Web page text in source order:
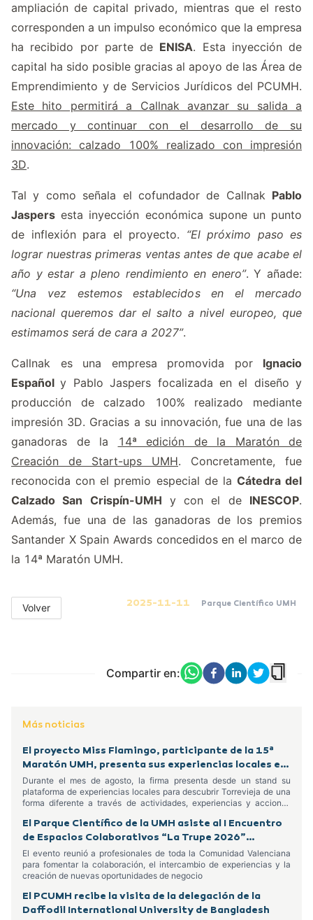
ampliación de capital privado, mientras que el resto
corresponden a un impulso económico que la empresa
ha recibido por parte de ENISA. Esta inyección de
capital ha sido posible gracias al apoyo de las Área de
Emprendimiento y de Servicios Jurídicos del PCUMH.
Este hito permitirá a Callnak avanzar su salida a
mercado y continuar con el desarrollo de su
innovación: calzado 100% realizado con impresión
3D.
Tal y como señala el cofundador de Callnak Pablo
Jaspers esta inyección económica supone un punto
de inflexión para el proyecto. “El próximo paso es
lograr nuestras primeras ventas antes de que acabe el
año y estar a pleno rendimiento en enero”. Y añade:
“Una vez estemos establecidos en el mercado
nacional queremos dar el salto a nivel europeo, que
estimamos será de cara a 2027”.
Callnak es una empresa promovida por Ignacio
Español y Pablo Jaspers focalizada en el diseño y
producción de calzado 100% realizado mediante
impresión 3D. Gracias a su innovación, fue una de las
ganadoras de la
14ª edición de la Maratón de
Creación de Start-ups UMH. Concretamente, fue
reconocida con el premio especial de la Cátedra del
Calzado San Crispín-UMH y con el de INESCOP.
Además, fue una de las ganadoras de los premios
Santander X Spain Awards concedidos en el marco de
la 14ª Maratón UMH.
Volver 2025-11-11 Parque Científico UMH
Compartir en:
Más noticias
El proyecto Miss Flamingo, participante de la 15ª
Maratón UMH, presenta sus experiencias locales en
el Centro Comercial Habaneras
Durante el mes de agosto, la firma presenta desde un stand su
plataforma de experiencias locales para descubrir Torrevieja de una
forma diferente a través de actividades, experiencias y acciones
El Parque Científico de la UMH asiste al I Encuentro
de Espacios Colaborativos “La Trupe 2026”
celebrado en Alcoy
El evento reunió a profesionales de toda la Comunidad Valenciana
para fomentar la colaboración, el intercambio de experiencias y la
creación de nuevas oportunidades de negocio
El PCUMH recibe la visita de la delegación de la
Daffodil International University de Bangladesh